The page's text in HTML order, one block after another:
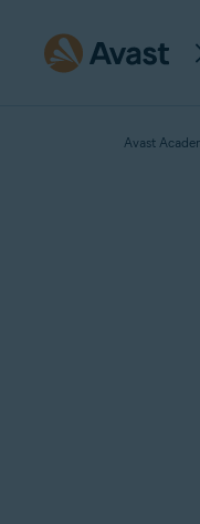
Avast